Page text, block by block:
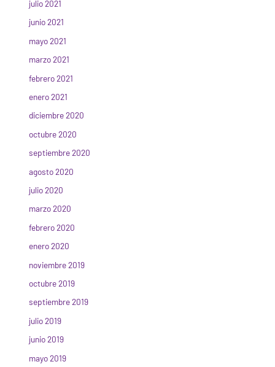
julio 2021
junio 2021
mayo 2021
marzo 2021
febrero 2021
enero 2021
diciembre 2020
octubre 2020
septiembre 2020
agosto 2020
julio 2020
marzo 2020
febrero 2020
enero 2020
noviembre 2019
octubre 2019
septiembre 2019
julio 2019
junio 2019
mayo 2019